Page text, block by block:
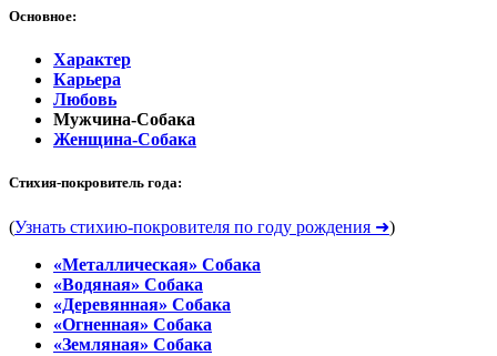
Основное:
Характер
Карьера
Любовь
Мужчина-Собака
Женщина-Собака
Стихия-покровитель года:
(Узнать стихию-покровителя по году рождения ➜)
«Металлическая» Собака
«Водяная» Собака
«Деревянная» Собака
«Огненная» Собака
«Земляная» Собака